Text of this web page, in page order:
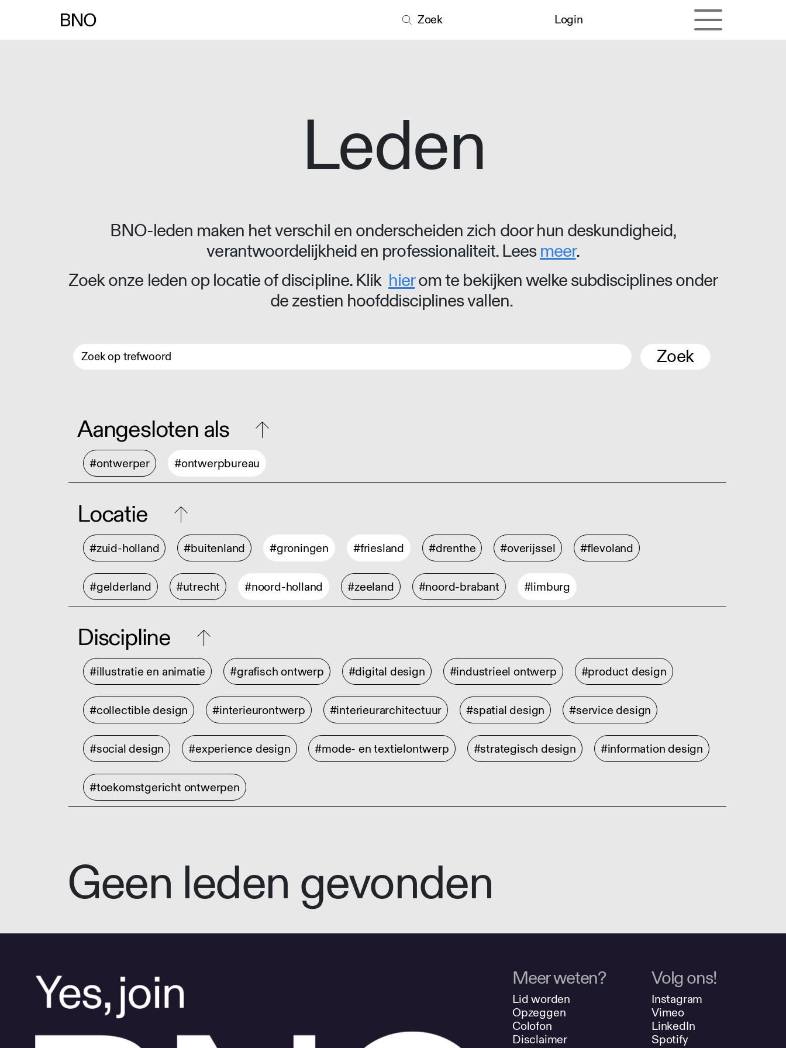
Zoek Login
Leden
BNO-leden maken het verschil en onderscheiden zich door hun deskundigheid,
verantwoordelijkheid en professionaliteit. Leesmeer.
Zoek onze leden op locatie of discipline. Klik hierom te bekijken welke subdisciplines onder
de zestien hoofddisciplines vallen.
Zoek
Aangesloten als
#ontwerper #ontwerpbureau
Locatie
#zuid-holland #buitenland #groningen #friesland #drenthe #overijssel #flevoland
#gelderland #utrecht #noord-holland #zeeland #noord-brabant #limburg
Discipline
#illustratie en animatie #grafisch ontwerp #digital design #industrieel ontwerp #product design
#collectible design #interieurontwerp #interieurarchitectuur #spatial design #service design
#social design #experience design #mode- en textielontwerp #strategisch design #information design
#toekomstgericht ontwerpen
Geen leden gevonden
Meer weten?
Lid worden
Opzeggen
Colofon
Disclaimer
Volg ons!
Instagram
Vimeo
LinkedIn
Spotify